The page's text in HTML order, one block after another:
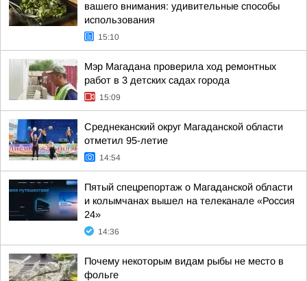
вашего внимания: удивительные способы
использования
15:10
Мэр Магадана проверила ход ремонтных
работ в 3 детских садах города
15:09
Среднеканский округ Магаданской области
отметил 95-летие
14:54
Пятый спецрепортаж о Магаданской области
и колымчанах вышел на телеканале «Россия
24»
14:36
Почему некоторым видам рыбы не место в
фольге